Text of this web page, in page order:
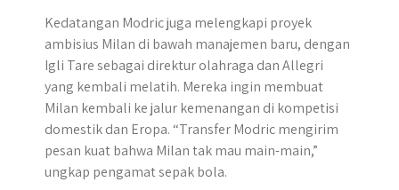
Kedatangan Modric juga melengkapi proyek
ambisius Milan di bawah manajemen baru, dengan
Igli Tare sebagai direktur olahraga dan Allegri
yang kembali melatih. Mereka ingin membuat
Milan kembali ke jalur kemenangan di kompetisi
domestik dan Eropa. “Transfer Modric mengirim
pesan kuat bahwa Milan tak mau main-main,”
ungkap pengamat sepak bola.